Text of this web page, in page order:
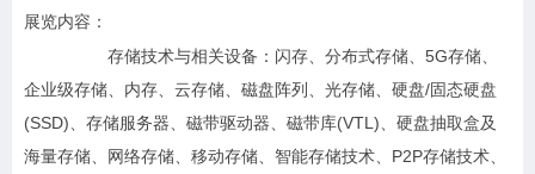
展览内容：
存储技术与相关设备：闪存、分布式存储、5G存储、
企业级存储、内存、云存储、磁盘阵列、光存储、硬盘/固态硬盘
(SSD)、存储服务器、磁带驱动器、磁带库(VTL)、硬盘抽取盒及
海量存储、网络存储、移动存储、智能存储技术、P2P存储技术、